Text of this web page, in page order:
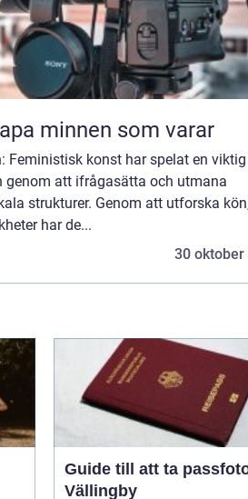
minnen som varar
Feministisk konst har spelat en
genom att ifrågasätta och utmana
strukturer. Genom att utforska
har de...
30 oktober
Guide till att ta
Vällingby